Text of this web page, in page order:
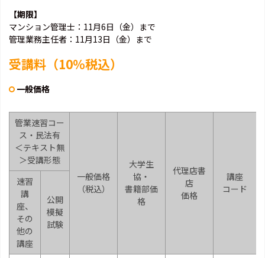
【期限】
マンション管理士：11月6日（金）まで
管理業務主任者：11月13日（金）まで
受講料（10％税込）
一般価格
管業速習コー
ス・民法有
＜テキスト無
＞受講形態
一般価格
（税込）
大学生
協・
書籍部価
格
代理店書
店
価格
講座
コード
速習
講
座、
その
他の
講座
公開
模擬
試験